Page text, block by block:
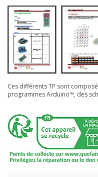
Ces différents TP sont
programmes Arduino™, des